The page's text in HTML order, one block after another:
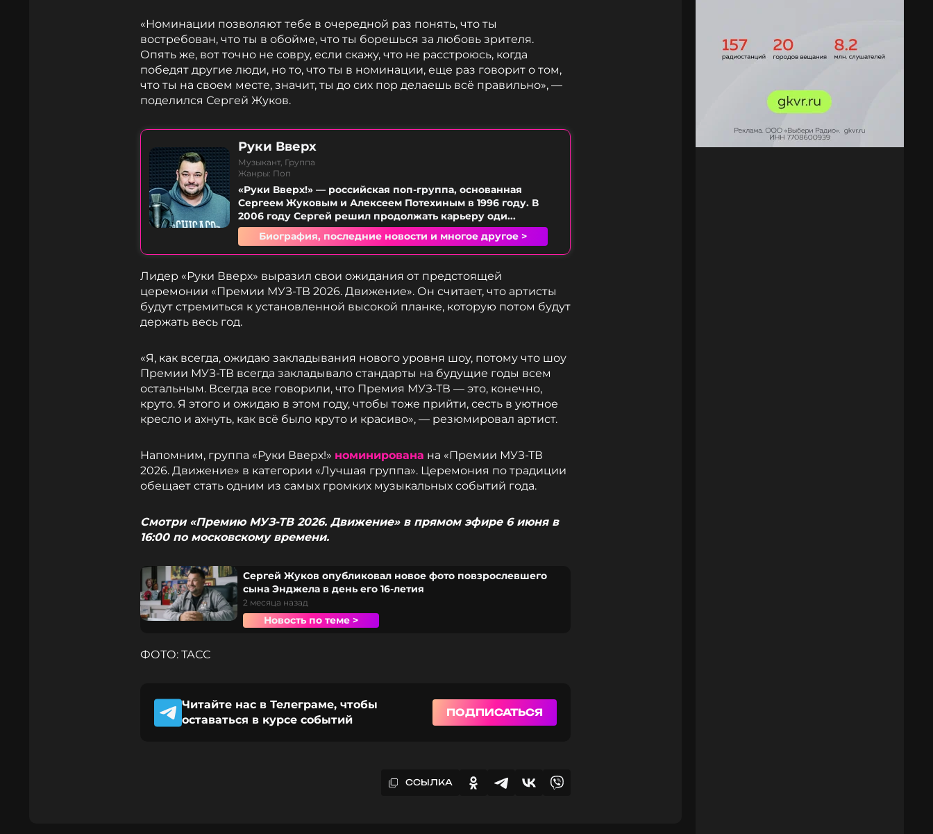
«Номинации позволяют тебе в очередной раз понять, что ты
востребован, что ты в обойме, что ты борешься за любовь зрителя.
Опять же, вот точно не совру, если скажу, что не расстроюсь, когда
победят другие люди, но то, что ты в номинации, еще раз говорит о том,
что ты на своем месте, значит, ты до сих пор делаешь всё правильно», —
поделился Сергей Жуков.
Руки Вверх
Музыкант, Группа
Жанры: Поп
«Руки Вверх!» — российская поп-группа, основанная
Сергеем Жуковым и Алексеем Потехиным в 1996 году. В
2006 году Сергей решил продолжать карьеру оди...
Биография, последние новости и многое другое >
Лидер «Руки Вверх» выразил свои ожидания от предстоящей
церемонии «Премии МУЗ-ТВ 2026. Движение». Он считает, что артисты
будут стремиться к установленной высокой планке, которую потом будут
держать весь год.
«Я, как всегда, ожидаю закладывания нового уровня шоу, потому что шоу
Премии МУЗ-ТВ всегда закладывало стандарты на будущие годы всем
остальным. Всегда все говорили, что Премия МУЗ-ТВ — это, конечно,
круто. Я этого и ожидаю в этом году, чтобы тоже прийти, сесть в уютное
кресло и ахнуть, как всё было круто и красиво», — резюмировал артист.
Напомним, группа «Руки Вверх!» номинирована на «Премии МУЗ-ТВ
2026. Движение» в категории «Лучшая группа». Церемония по традиции
обещает стать одним из самых громких музыкальных событий года.
Смотри «Премию МУЗ-ТВ 2026. Движение» в прямом эфире 6 июня в
16:00 по московскому времени.
Сергей Жуков опубликовал новое фото повзрослевшего
сына Энджела в день его 16-летия
2 месяца назад
Новость по теме >
ФОТО: ТАСС
Читайте нас в Телеграме, чтобы
оставаться в курсе событий
ПОДПИСАТЬСЯ
ССЫЛКА